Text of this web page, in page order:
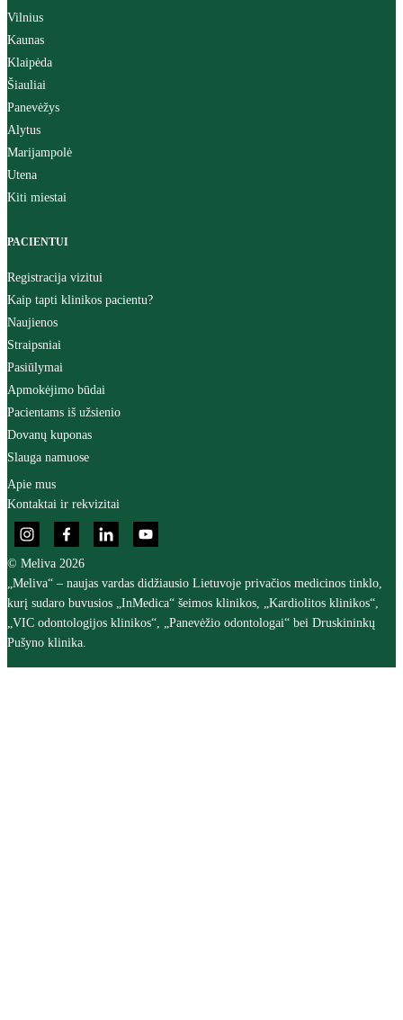
Vilnius
Kaunas
Klaipėda
Šiauliai
Panevėžys
Alytus
Marijampolė
Utena
Kiti miestai
PACIENTUI
Registracija vizitui
Kaip tapti klinikos pacientu?
Naujienos
Straipsniai
Pasiūlymai
Apmokėjimo būdai
Pacientams iš užsienio
Dovanų kuponas
Slauga namuose
Apie mus
Kontaktai ir rekvizitai
© Meliva 2026
„Meliva“ – naujas vardas didžiausio Lietuvoje privačios medicinos tinklo,
kurį sudaro buvusios „InMedica“ šeimos klinikos, „Kardiolitos klinikos“,
„VIC odontologijos klinikos“, „Panevėžio odontologai“ bei Druskininkų
Pušyno klinika.